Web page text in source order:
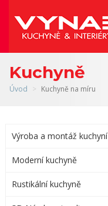
Kuchyně
Úvod Kuchyně na míru
Výroba a montáž kuchyní
Moderní kuchyně
Rustikální kuchyně